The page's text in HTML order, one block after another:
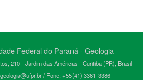
Federal do Paraná - Geologia
210 - Jardim das Américas - Curitiba (PR), Brasil
/ Fone: +55(41) 3361-3386